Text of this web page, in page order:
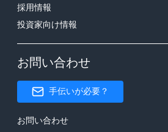
採用情報
投資家向け情報
お問い合わせ
手伝いが必要？
お問い合わせ